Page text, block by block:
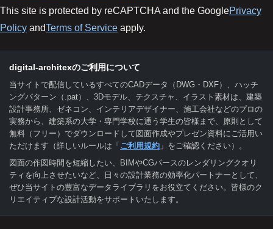
This site is protected by reCAPTCHA and the GooglePrivacy
Policy andTerms of Service apply.
digital-architexのご利用について
当サイトで配信しているすべてのCADデータ（DWG・DXF）、ハッチ
ングパターン（.pat）、3Dモデル、テクスチャ、イラスト素材は、建築
設計事務所、ゼネコン、インテリアデザイナー、施工会社などのプロの
実務から、建築系の大学・専門学校に通う学生の皆様まで、原則として
無料（フリー）でダウンロードして図面作成やプレゼン資料にご活用い
ただけます（詳しいルールは「ご利用規約 」をご確認ください）。
図面の作図時間を短縮したい、BIMやCGパースのレンダリングクオリ
ティを向上させたいなど、日々の設計業務の効率化パートナーとして、
ぜひ当サイトの豊富なデータライブラリをお役立てください。皆様のク
リエイティブな設計活動をサポートいたします。